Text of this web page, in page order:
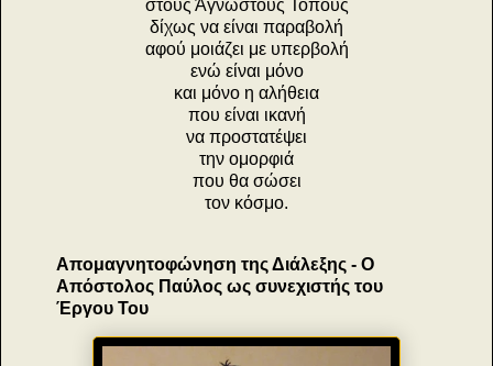
στους Άγνωστους Τόπους
δίχως να είναι παραβολή
αφού μοιάζει με υπερβολή
ενώ είναι μόνο
και μόνο η αλήθεια
που είναι ικανή
να προστατέψει
την ομορφιά
που θα σώσει
τον κόσμο.
Απομαγνητοφώνηση της Διάλεξης - Ο
Απόστολος Παύλος ως συνεχιστής του
Έργου Του